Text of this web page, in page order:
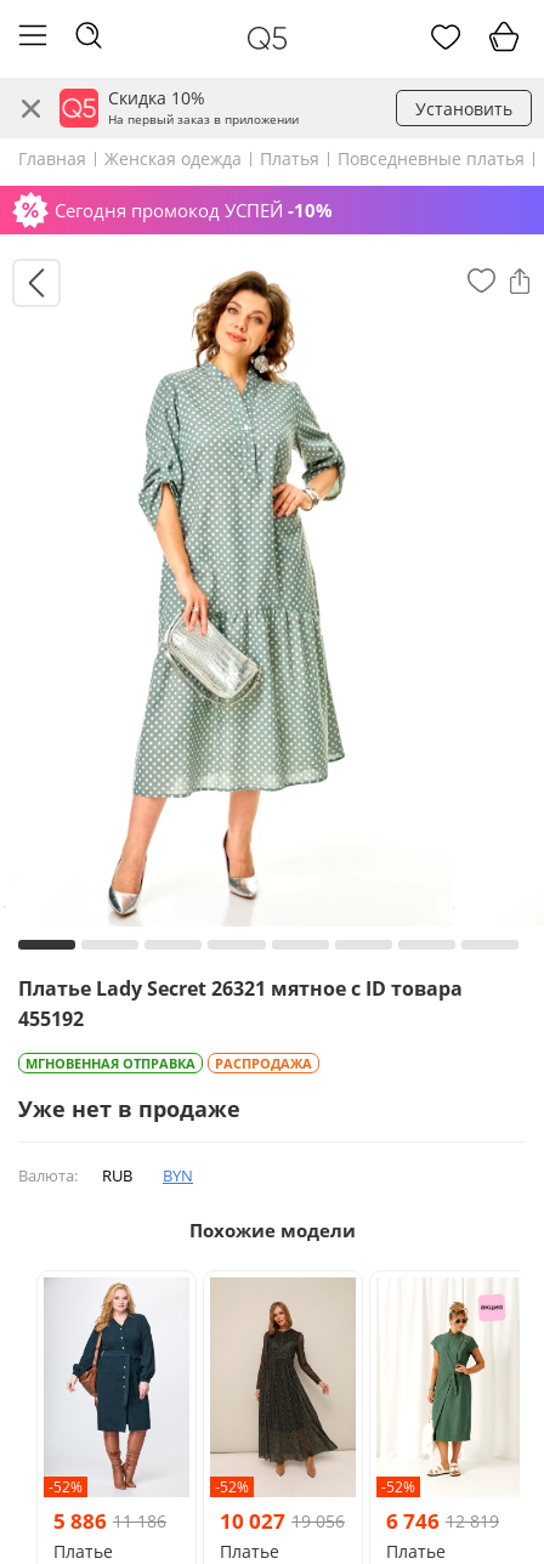
Скидка 10%
На первый заказ в приложении Установить
Главная Женская одежда Платья Повседневные платья
Сегодня промокод УСПЕЙ -10%
Платье Lady Secret 26321 мятное с ID товара
455192
МГНОВЕННАЯ ОТПРАВКА РАСПРОДАЖА
Уже нет в продаже
Валюта: RUB BYN
Похожие модели
-52%
5 886 11 186
Платье
-52%
10 027 19 056
Платье
-52%
6 746 12 819
Платье